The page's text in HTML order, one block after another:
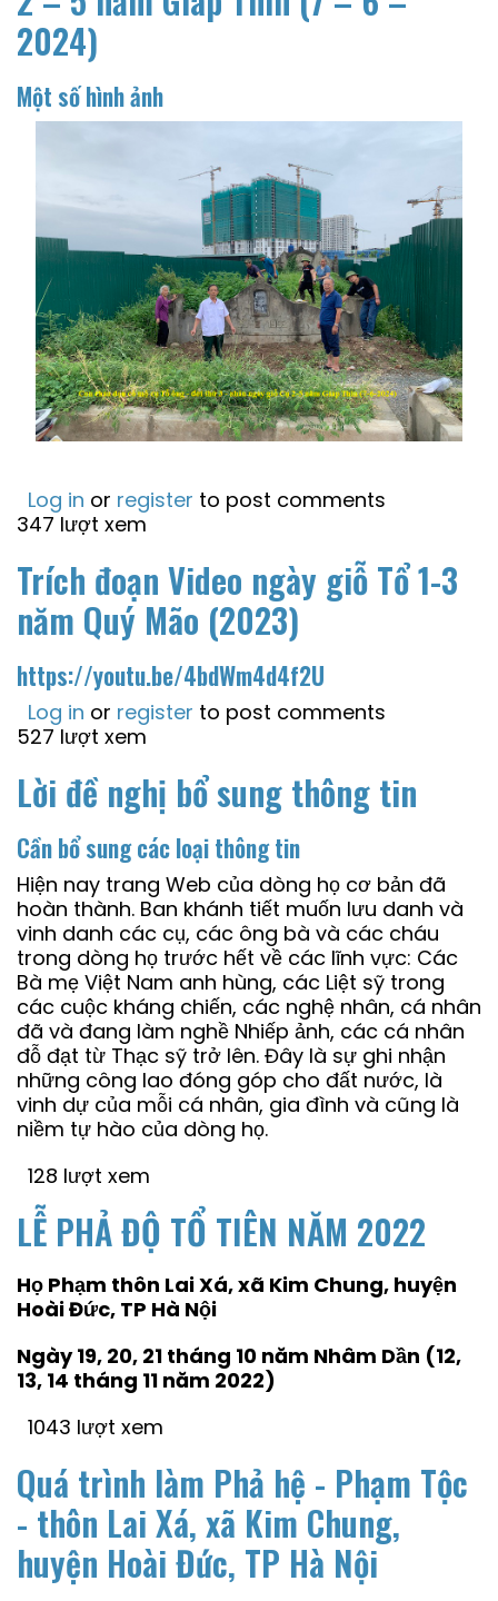
2024)
Một số hình ảnh
Log in or register to post comments
347 lượt xem
Trích đoạn Video ngày giỗ Tổ 1-3
năm Quý Mão (2023)
https://youtu.be/4bdWm4d4f2U
Log in or register to post comments
527 lượt xem
Lời đề nghị bổ sung thông tin
Cần bổ sung các loại thông tin
Hiện nay trang Web của dòng họ cơ bản đã
hoàn thành. Ban khánh tiết muốn lưu danh và
vinh danh các cụ, các ông bà và các cháu
trong dòng họ trước hết về các lĩnh vực: Các
Bà mẹ Việt Nam anh hùng, các Liệt sỹ trong
các cuộc kháng chiến, các nghệ nhân, cá nhân
đã và đang làm nghề Nhiếp ảnh, các cá nhân
đỗ đạt từ Thạc sỹ trở lên. Đây là sự ghi nhận
những công lao đóng góp cho đất nước, là
vinh dự của mỗi cá nhân, gia đình và cũng là
niềm tự hào của dòng họ.
128 lượt xem
LỄ PHẢ ĐỘ TỔ TIÊN NĂM 2022
Họ Phạm thôn Lai Xá, xã Kim Chung, huyện
Hoài Đức, TP Hà Nội
Ngày 19, 20, 21 tháng 10 năm Nhâm Dần (12,
13, 14 tháng 11 năm 2022)
1043 lượt xem
Quá trình làm Phả hệ - Phạm Tộc
- thôn Lai Xá, xã Kim Chung,
huyện Hoài Đức, TP Hà Nội